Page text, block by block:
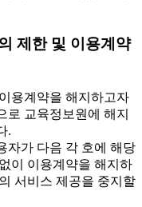
제한 및 이용계약
용계약을 해지하고자
로 교육정보원에 해지
.
가 다음 각 호에 해당
이 이용계약을 해지하
서비스 제공을 중지할